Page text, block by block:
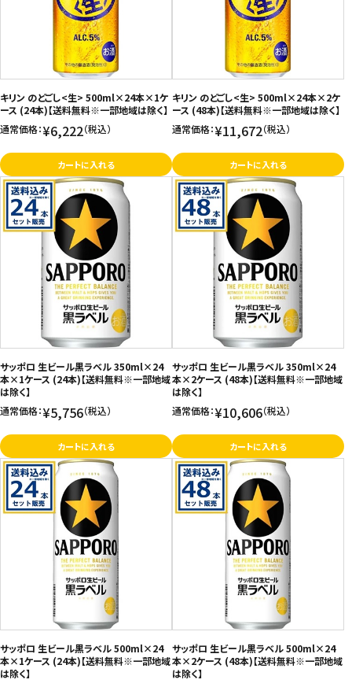
キリン のどごし<生> 500ml×24本×1ケ
ース (24本)【送料無料※一部地域は除く】
通常価格：¥6,222（税込）
カートに入れる
キリン のどごし<生> 500ml×24本×2ケ
ース (48本)【送料無料※一部地域は除く】
通常価格：¥11,672（税込）
カートに入れる
サッポロ 生ビール黒ラベル 350ml×24
本×1ケース (24本)【送料無料※一部地域
は除く】
通常価格：¥5,756（税込）
カートに入れる
サッポロ 生ビール黒ラベル 350ml×24
本×2ケース (48本)【送料無料※一部地域
は除く】
通常価格：¥10,606（税込）
カートに入れる
サッポロ 生ビール黒ラベル 500ml×24
本×1ケース (24本)【送料無料※一部地域
は除く】
サッポロ 生ビール黒ラベル 500ml×24
本×2ケース (48本)【送料無料※一部地域
は除く】